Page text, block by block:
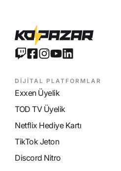
DİJİTAL PLATFORMLAR
Exxen Üyelik
TOD TV Üyelik
Netflix Hediye Kartı
TikTok Jeton
Discord Nitro